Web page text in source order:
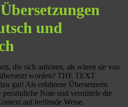
und
die sich anhören, als wären sie von
worden? THE TEXT
gut! Als erfahrene Übersetzerin
Note und vermittele die
auf treffende Weise.